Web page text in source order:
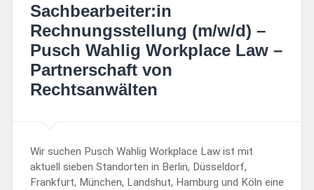
Sachbearbeiter:in
Rechnungsstellung (m/w/d) –
Pusch Wahlig Workplace Law –
Partnerschaft von
Rechtsanwälten
Wir suchen Pusch Wahlig Workplace Law ist mit
aktuell sieben Standorten in Berlin, Düsseldorf,
Frankfurt, München, Landshut, Hamburg und Köln eine